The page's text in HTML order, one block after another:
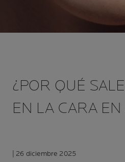
¿POR QUÉ
EN LA CARA
| 26 diciembre 2025